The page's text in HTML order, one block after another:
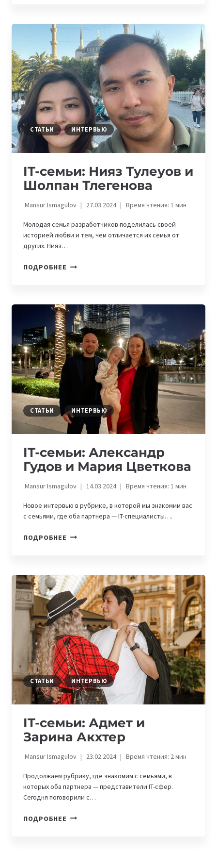
ЛАУРА
ВАЙГОРОВА
СТАТЬИ ИНТЕРВЬЮ
IT-семьи: Нияз Тулеуов и
Шолпан Тлегенова
Mansur Ismagulov 27.03.2024 Время чтения: 1мин
Молодая семья разработчиков поделилась своей
историей любви и тем, чем отличается их семья от
других. Нияз…
ПОДРОБНЕЕ IT-
И
ШОЛПАН
ТЛЕГЕНОВА
СТАТЬИ ИНТЕРВЬЮ
IT-семьи: Александр
Гудов и Мария Цветкова
Mansur Ismagulov 14.03.2024 Время чтения: 1мин
Новое интервью в рубрике, в которой мы знакомим вас
с семьями, где оба партнера — IT-специалисты….
ПОДРОБНЕЕ IT-
И
МАРИЯ
ЦВЕТКОВА
СТАТЬИ ИНТЕРВЬЮ
IT-семьи: Адмет и
Зарина Акхтер
Mansur Ismagulov 23.02.2024 Время чтения: 2мин
Продолжаем рубрику, где знакомим с семьями, в
которых оба партнера — представители IT-сфер.
Сегодня поговорили с…
ПОДРОБНЕЕ IT-